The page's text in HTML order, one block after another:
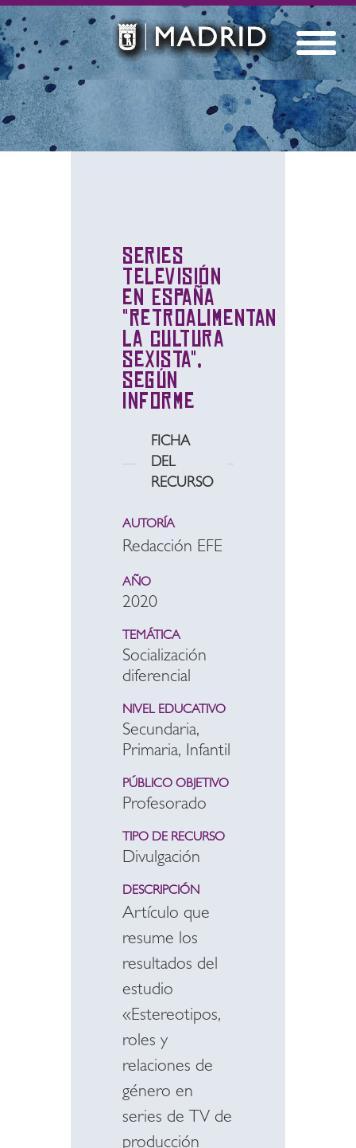
Series
televisión
en España
"retroalimentan
la cultura
sexista",
según
informe
FICHA
DEL
RECURSO
AUTORÍA
Redacción EFE
AÑO
2020
TEMÁTICA
Socialización
diferencial
NIVEL EDUCATIVO
Secundaria,
Primaria, Infantil
PÚBLICO OBJETIVO
Profesorado
TIPO DE RECURSO
Divulgación
DESCRIPCIÓN
Artículo que
resume los
resultados del
estudio
«Estereotipos,
roles y
relaciones de
género en
series de TV de
producción